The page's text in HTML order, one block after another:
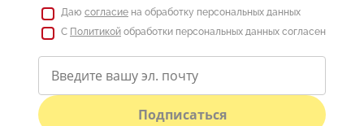
Даю согласие на обработку персональных данных
С Политикой обработки персональных данных согласен
Подписаться